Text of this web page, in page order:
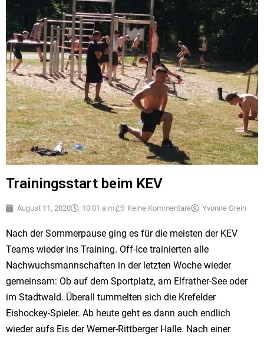
Trainingsstart beim KEV
August 11, 2020 10:01 a.m. Keine Kommentare Yvonne Grein
Nach der Sommerpause ging es für die meisten der KEV
Teams wieder ins Training. Off-Ice trainierten alle
Nachwuchsmannschaften in der letzten Woche wieder
gemeinsam: Ob auf dem Sportplatz, am Elfrather-See oder
im Stadtwald. Überall tummelten sich die Krefelder
Eishockey-Spieler. Ab heute geht es dann auch endlich
wieder aufs Eis der Werner-Rittberger Halle. Nach einer